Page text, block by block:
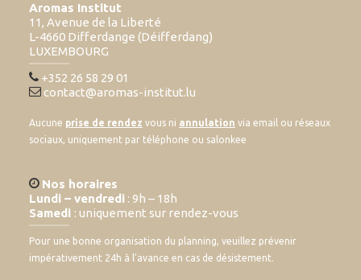
Aromas Institut
11, Avenue de la Liberté
L-4660 Differdange (Déifferdang)
LUXEMBOURG
+352 26 58 29 01
contact@aromas-institut.lu
Aucune prise de rendez vous ni annulation via email ou réseaux
sociaux, uniquement par téléphone ou salonkee
Nos horaires
Lundi – vendredi : 9h – 18h
Samedi : uniquement sur rendez-vous
Pour une bonne organisation du planning, veuillez prévenir
impérativement 24h à l’avance en cas de désistement.